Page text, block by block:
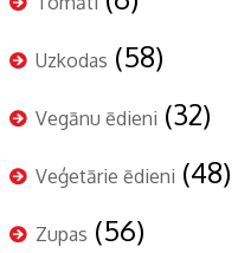
Uzkodas (58)
Vegānu ēdieni (32)
Veģetārie ēdieni (48)
Zupas (56)